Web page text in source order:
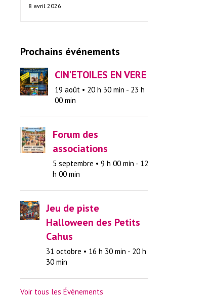
8 avril 2026
Prochains événements
CIN’ETOILES EN VERE
19 août • 20 h 30 min - 23 h
00 min
Forum des
associations
5 septembre • 9 h 00 min - 12
h 00 min
Jeu de piste
Halloween des Petits
Cahus
31 octobre • 16 h 30 min - 20 h
30 min
Voir tous les Évènements